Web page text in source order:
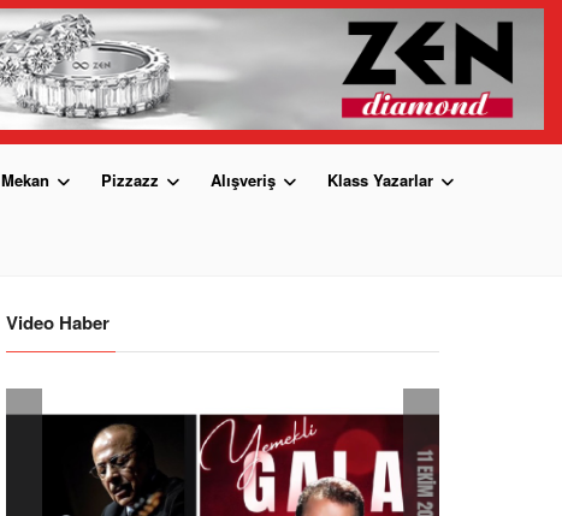
Mekan Pizzazz Alışveriş Klass Yazarlar
Video Haber